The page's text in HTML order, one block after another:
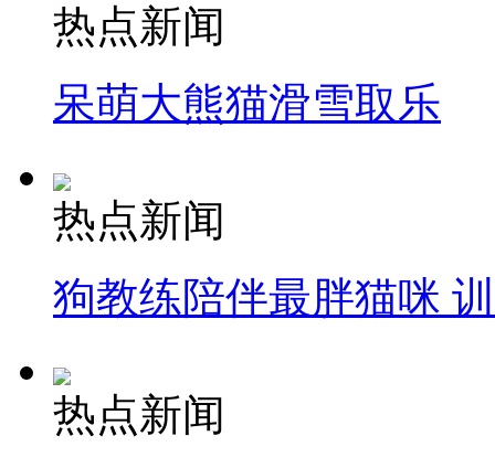
热点新闻
呆萌大熊猫滑雪取乐
热点新闻
狗教练陪伴最胖猫咪
热点新闻